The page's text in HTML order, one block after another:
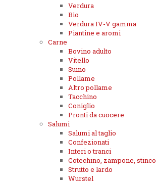
Verdura
Bio
Verdura IV-V gamma
Piantine e aromi
Carne
Bovino adulto
Vitello
Suino
Pollame
Altro pollame
Tacchino
Coniglio
Pronti da cuocere
Salumi
Salumi al taglio
Confezionati
Interi o tranci
Cotechino, zampone, stinco
Strutto e lardo
Wurstel